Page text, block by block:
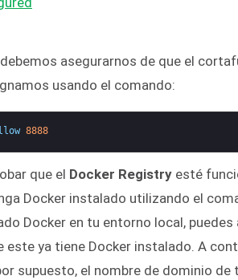
asegurarnos de que el
usando el comando:
8888
que el Docker Registry esté
Docker instalado utilizando el
Docker en tu entorno local,
este ya tiene Docker instalado. A
supuesto, el nombre de dominio de